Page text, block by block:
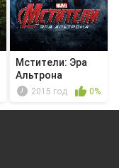
Мстители: Эра
Альтрона
2015 год 0%